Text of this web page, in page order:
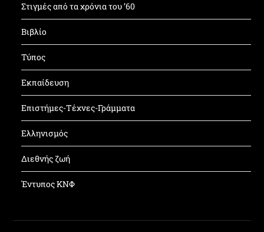
Στιγμές από τα χρόνια του ’60
Βιβλίο
Τύπος
Εκπαίδευση
Επιστήμες-Τέχνες-Γράμματα
Ελληνισμός
Διεθνής ζωή
Έντυπος ΚΝΦ